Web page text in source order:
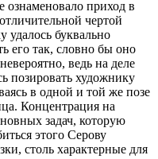
ознаменовало приход в
чертой
удалось буквально
его так, словно бы оно
ведь на деле
позировать художнику
в одной и той же позе
Концентрация на
задач, которую
этого Серову
столь характерные для